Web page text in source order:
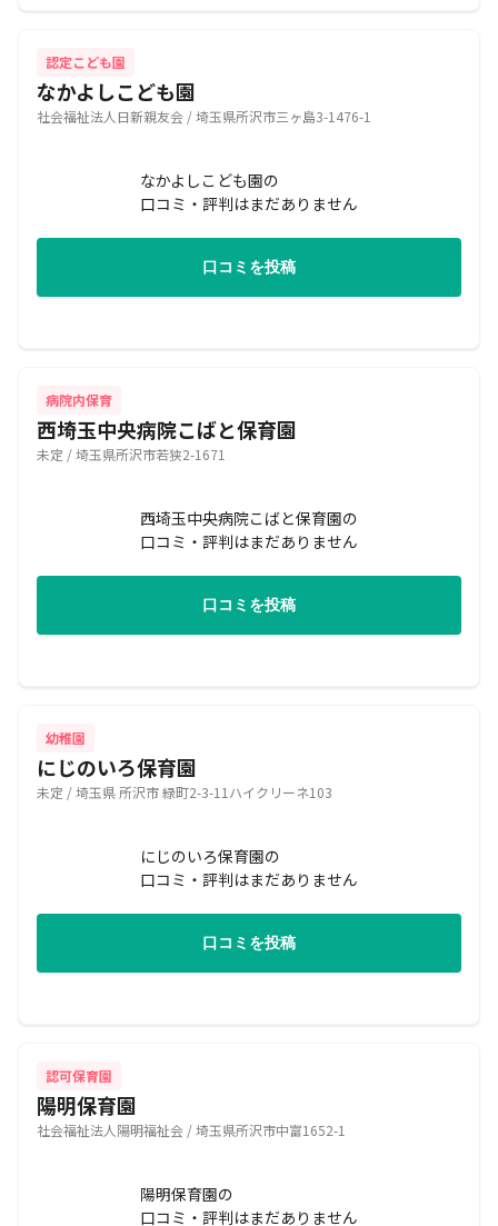
認定こども園
なかよしこども園
社会福祉法人日新親友会 / 埼玉県所沢市三ヶ島3-1476-1
なかよしこども園の
口コミ・評判はまだありません
口コミを投稿
病院内保育
西埼玉中央病院こばと保育園
未定 / 埼玉県所沢市若狭2-1671
西埼玉中央病院こばと保育園の
口コミ・評判はまだありません
口コミを投稿
幼稚園
にじのいろ保育園
未定 / 埼玉県 所沢市 緑町2-3-11ハイクリーネ103
にじのいろ保育園の
口コミ・評判はまだありません
口コミを投稿
認可保育園
陽明保育園
社会福祉法人陽明福祉会 / 埼玉県所沢市中富1652-1
陽明保育園の
口コミ・評判はまだありません